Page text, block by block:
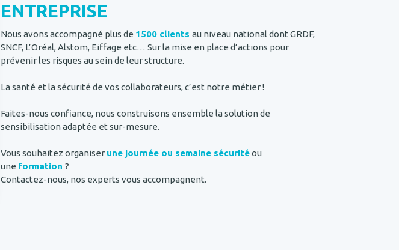
ENTREPRISE
Nous avons accompagné plus de 1500 clients au niveau national dont GRDF,
SNCF, L’Oréal, Alstom, Eiffage etc… Sur la mise en place d’actions pour
prévenir les risques au sein de leur structure.
La santé et la sécurité de vos collaborateurs, c’est notre métier !
Faites-nous confiance, nous construisons ensemble la solution de
sensibilisation adaptée et sur-mesure.
Vous souhaitez organiser une journée ou semaine sécuritéou
une formation ?
Contactez-nous, nos experts vous accompagnent.